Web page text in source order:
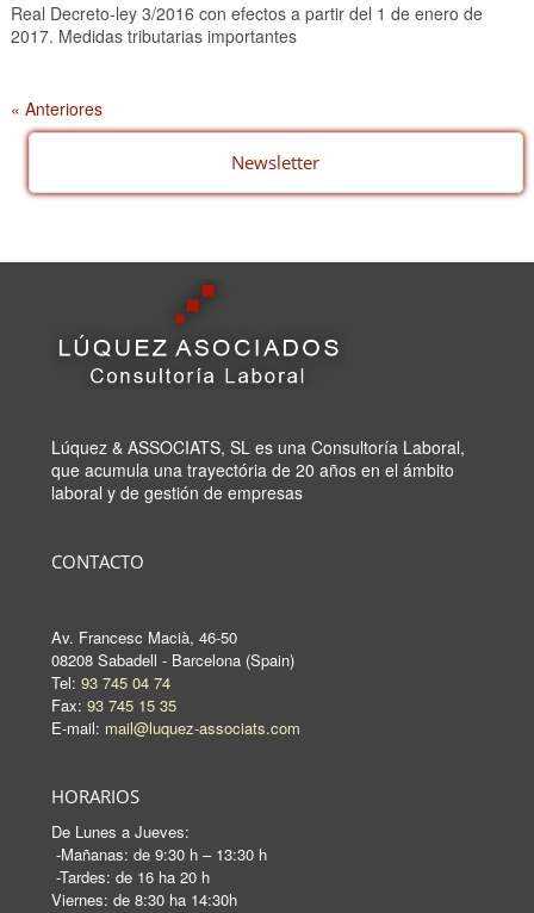
Real Decreto-ley 3/2016 con efectos a partir del 1 de enero de
2017. Medidas tributarias importantes
« Anteriores
Newsletter
Lúquez & ASSOCIATS, SL es una Consultoría Laboral,
que acumula una trayectória de 20 años en el ámbito
laboral y de gestión de empresas
CONTACTO
Av. Francesc Macià, 46-50
08208 Sabadell - Barcelona (Spain)
Tel: 93 745 04 74
Fax: 93 745 15 35
E-mail: mail@luquez-associats.com
HORARIOS
De Lunes a Jueves:
-Mañanas: de 9:30 h – 13:30 h
-Tardes: de 16 ha 20 h
Viernes: de 8:30 ha 14:30h